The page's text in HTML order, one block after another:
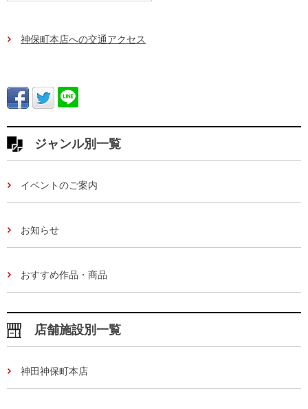
神保町本店への交通アクセス
ジャンル別一覧
イベントのご案内
お知らせ
おすすめ作品・商品
店舗施設別一覧
神田神保町本店